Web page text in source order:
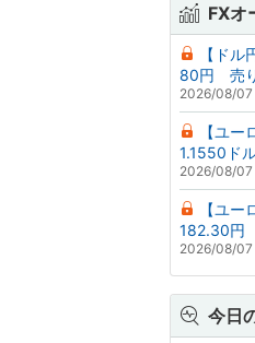
FXオ
【ド
80円 売
2026/08/07
【ユ
1.1550ド
2026/08/07
【ユ
182.30円
2026/08/07
今日